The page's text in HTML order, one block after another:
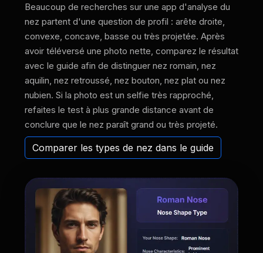
Beaucoup de recherches sur une app d'analyse du
nez partent d'une question de profil : arête droite,
convexe, concave, basse ou très projetée. Après
avoir téléversé une photo nette, comparez le résultat
avec le guide afin de distinguer nez romain, nez
aquilin, nez retroussé, nez bouton, nez plat ou nez
nubien. Si la photo est un selfie très rapproché,
refaites le test à plus grande distance avant de
conclure que le nez paraît grand ou très projeté.
Comparer les types de nez dans le guide